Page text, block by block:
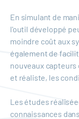
En simulant de
l'outil développé
moindre coût aux
également de
nouveaux
et réaliste, les
Les études
connaissances